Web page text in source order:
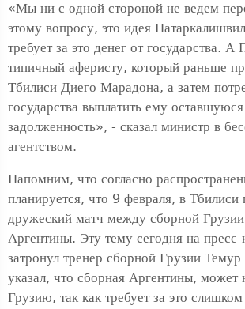
«Мы ни с одной стороной не ведем
этому вопросу, это идея
требует за это денег от государства. А
типичный аферисту, который раньше
Тбилиси Диего Марадона, а затем
государства выплатить ему
задолженность», - сказал министр в
агентством.
Напомним, что согласно
планируется, что 9 февраля, в Тбилиси
дружеский матч между сборной
Аргентины. Эту тему сегодня на
затронул тренер сборной Грузии
указал, что сборная Аргентины, может
Грузию, так как требует за это